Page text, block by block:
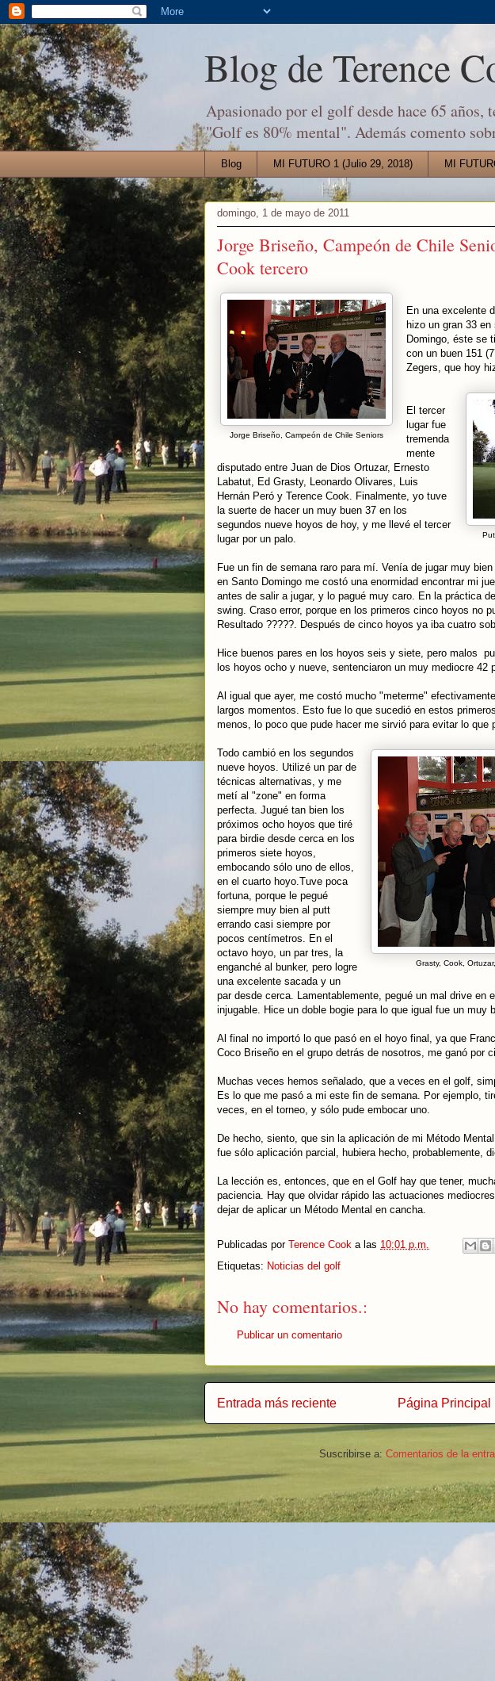
Blog de Terence
Apasionado por el golf desde hace 65
"Golf es 80% mental". Además comento
Blog MI FUTURO 1 (Julio 29, 2018) MI
domingo, 1 de mayo de 2011
Jorge Briseño, Campeón de Chile
Cook tercero
Jorge Briseño, Campeón de Chile Seniors
En una excelente
hizo un gran 33
Domingo, éste se
con un buen 151
Zegers, que hoy
El tercer
lugar fue
tremenda
mente
disputado entre Juan de Dios Ortuzar, Ernesto
Labatut, Ed Grasty, Leonardo Olivares, Luis
Hernán Peró y Terence Cook. Finalmente, yo tuve
la suerte de hacer un muy buen 37 en los
segundos nueve hoyos de hoy, y me llevé el tercer
lugar por un palo.
Fue un fin de semana raro para mí. Venía de jugar muy
en Santo Domingo me costó una enormidad encontrar mi
antes de salir a jugar, y lo pagué muy caro. En la práctica
swing. Craso error, porque en los primeros cinco hoyos no
Resultado ?????. Después de cinco hoyos ya iba cuatro
Hice buenos pares en los hoyos seis y siete, pero malos
los hoyos ocho y nueve, sentenciaron un muy mediocre 42
Al igual que ayer, me costó mucho "meterme"
largos momentos. Esto fue lo que sucedió en estos
menos, lo poco que pude hacer me sirvió para evitar lo que
Grasty, Cook,
Todo cambió en los segundos
nueve hoyos. Utilizé un par de
técnicas alternativas, y me
metí al "zone" en forma
perfecta. Jugué tan bien los
próximos ocho hoyos que tiré
para birdie desde cerca en los
primeros siete hoyos,
embocando sólo uno de ellos,
en el cuarto hoyo.Tuve poca
fortuna, porque le pegué
siempre muy bien al putt
errando casi siempre por
pocos centímetros. En el
octavo hoyo, un par tres, la
enganché al bunker, pero logre
una excelente sacada y un
par desde cerca. Lamentablemente, pegué un mal drive en
injugable. Hice un doble bogie para lo que igual fue un muy
Al final no importó lo que pasó en el hoyo final, ya que
Coco Briseño en el grupo detrás de nosotros, me ganó por
Muchas veces hemos señalado, que a veces en el golf,
Es lo que me pasó a mi este fin de semana. Por ejemplo,
veces, en el torneo, y sólo pude embocar uno.
De hecho, siento, que sin la aplicación de mi Método
fue sólo aplicación parcial, hubiera hecho, probablemente,
La lección es, entonces, que en el Golf hay que tener,
paciencia. Hay que olvidar rápido las actuaciones
dejar de aplicar un Método Mental en cancha.
Publicadas por Terence Cook a las 10:01 p.m.
Etiquetas: Noticias del golf
No hay comentarios.:
Publicar un comentario
Entrada más reciente Página Principal
Suscribirse a: Comentarios de la